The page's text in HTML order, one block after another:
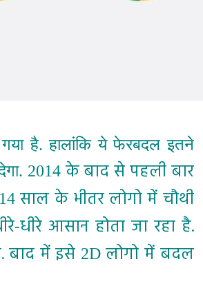
है. हालांकि ये फेरबदल इतने
2014के बाद से पहली बार
14 साल के भीतर लोगो में चौथी
धीरे आसान होता जा रहा है.
बाद में इसे 2Dलोगो में बदल